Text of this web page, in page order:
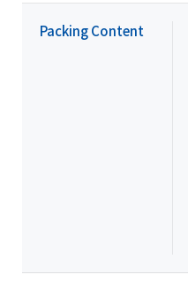
Packing Content